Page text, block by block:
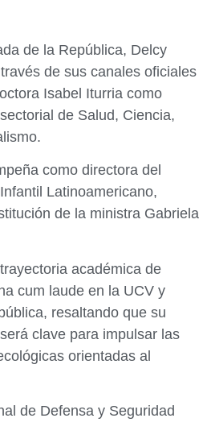
de la República, Delcy
de sus canales oficiales
Isabel Iturria como
de Salud, Ciencia,
como directora del
Latinoamericano,
de la ministra Gabriela
académica de
cum laude en la UCV y
resaltando que su
clave para impulsar las
orientadas al
de Defensa y Seguridad